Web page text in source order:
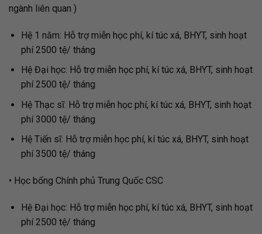
ngành liên quan )
Hệ 1 năm: Hỗ trợ miễn học phí, kí túc xá, BHYT, sinh hoạt
phí 2500 tệ/ tháng
Hệ Đại học: Hỗ trợ miễn học phí, kí túc xá, BHYT, sinh hoạt
phí 2500 tệ/ tháng
Hệ Thạc sĩ: Hỗ trợ miễn học phí, kí túc xá, BHYT, sinh hoạt
phí 3000 tệ/ tháng
Hệ Tiến sĩ: Hỗ trợ miễn học phí, kí túc xá, BHYT, sinh hoạt
phí 3500 tệ/ tháng
• Học bổng Chính phủ Trung Quốc CSC
Hệ Đại học: Hỗ trợ miễn học phí, kí túc xá, BHYT, sinh hoạt
phí 2500 tệ/ tháng